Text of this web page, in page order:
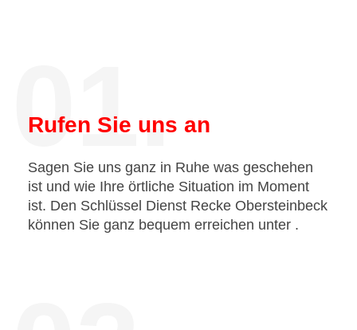
01.
Rufen Sie uns an
Sagen Sie uns ganz in Ruhe was geschehen
ist und wie Ihre örtliche Situation im Moment
ist. Den Schlüssel Dienst Recke Obersteinbeck
können Sie ganz bequem erreichen unter .